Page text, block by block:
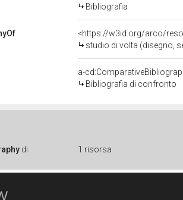
Bibliografia
<https://w3id.org/arco/
studio di volta (disegno,
a-
Bibliografia di confronto
di 1 risorsa